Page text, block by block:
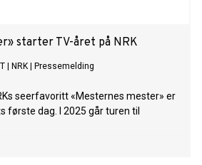
starter TV-året på NRK
NRK Pressemelding
seerfavoritt «Mesternes mester» er
første dag. I 2025 går turen til